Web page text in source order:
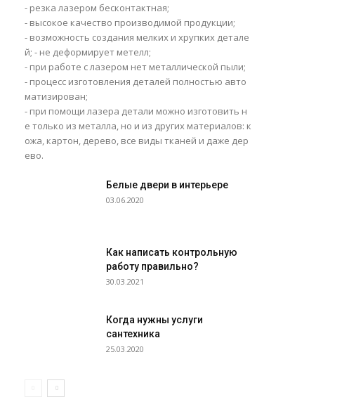
- резка лазером бесконтактная;
- высокое качество производимой продукции;
- возможность создания мелких и хрупких детале
й; - не деформирует метелл;
- при работе с лазером нет металлической пыли;
- процесс изготовления деталей полностью авто
матизирован;
- при помощи лазера детали можно изготовить н
е только из металла, но и из других материалов: к
ожа, картон, дерево, все виды тканей и даже дер
ево.
Белые двери в интерьере
03.06.2020
Как написать контрольную
работу правильно?
30.03.2021
Когда нужны услуги
сантехника
25.03.2020